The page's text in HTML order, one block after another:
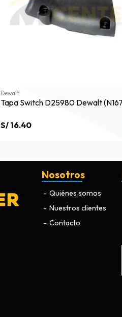
Dewalt
Tapa Switch D25980 Dewalt
S/ 16.40
Nosotros
Quiénes somos
Nuestros clientes
Contacto